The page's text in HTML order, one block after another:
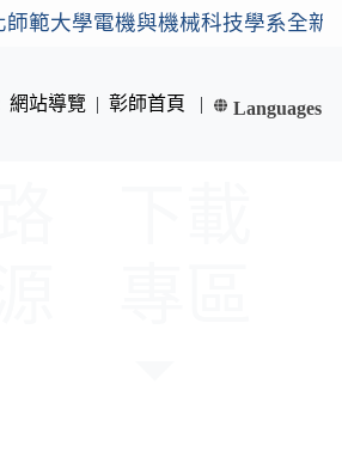
學電機與機械科技學系全新官網
網站導覽 | 彰師首頁 | Languages